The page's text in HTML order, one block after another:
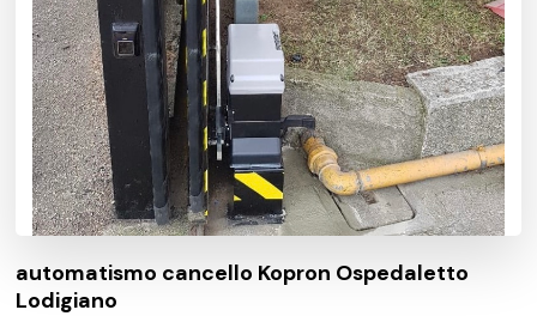
automatismo cancello Kopron Ospedaletto
Lodigiano